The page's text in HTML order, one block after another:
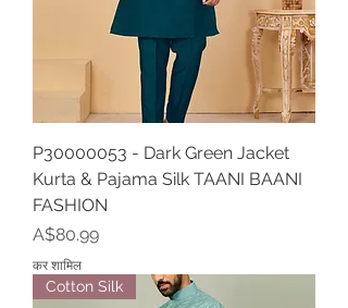
P30000053 - Dark Green Jacket
Kurta & Pajama Silk TAANI BAANI
FASHION
मूल्य
A$80.99
कर शामिल
Cotton Silk